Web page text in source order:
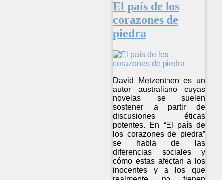
El país de los
corazones de
piedra
David Metzenthen es un
autor australiano cuyas
novelas se suelen
sostener a partir de
discusiones éticas
potentes. En “El país de
los corazones de piedra”
se habla de las
diferencias sociales y
cómo estas afectan a los
inocentes y a los que